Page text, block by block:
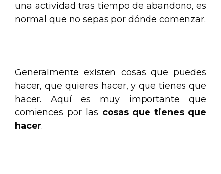
una actividad tras tiempo de abandono, es
normal que no sepas por dónde comenzar.
Generalmente existen cosas que puedes
hacer, que quieres hacer, y que tienes que
hacer. Aquí es muy importante que
comiences por las cosas que tienes que
hacer.